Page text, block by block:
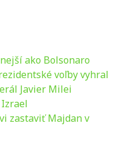
ako Bolsonaro
voľby vyhral
Javier Milei
zastaviť Majdan v